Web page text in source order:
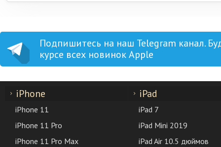
Подпишитесь на наш Telegram канал.
курсе всех новинок Apple
iPhone
iPhone 11
iPhone 11 Pro
iPhone 11 Pro Max
iPad
iPad 7
iPad Mini 2019
iPad Air 10.5 дюймов